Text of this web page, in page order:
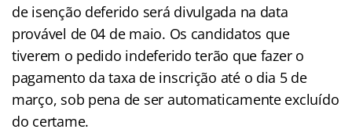
de isenção deferido será divulgada na data
provável de 04 de maio. Os candidatos que
tiverem o pedido indeferido terão que fazer o
pagamento da taxa de inscrição até o dia 5 de
março, sob pena de ser automaticamente excluído
do certame.